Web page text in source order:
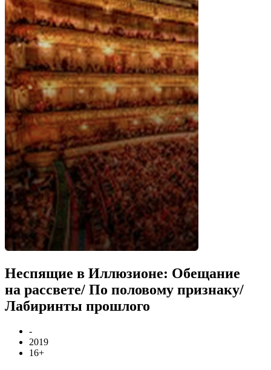
Неспящие в Иллюзионе: Обещание
на рассвете/ По половому признаку/
Лабиринты прошлого
-
2019
16+